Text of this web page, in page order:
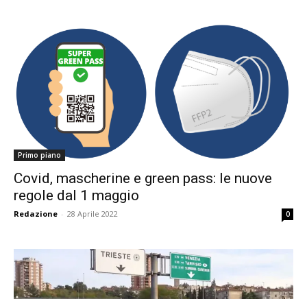
Primo piano
Covid, mascherine e green pass: le nuove
regole dal 1 maggio
Redazione - 28 Aprile 2022 0